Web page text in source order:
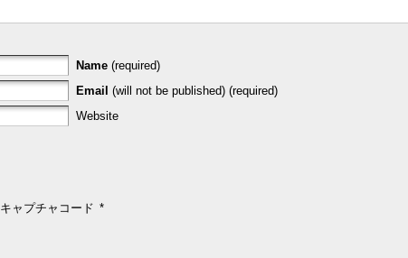
Name (required)
Email (will not be published) (required)
Website
キャプチャコード *